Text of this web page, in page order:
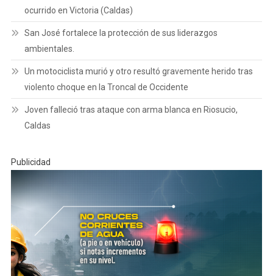
ocurrido en Victoria (Caldas)
San José fortalece la protección de sus liderazgos
ambientales.
Un motociclista murió y otro resultó gravemente herido tras
violento choque en la Troncal de Occidente
Joven falleció tras ataque con arma blanca en Riosucio,
Caldas
Publicidad